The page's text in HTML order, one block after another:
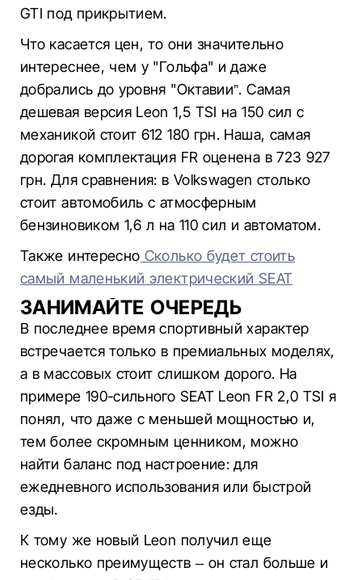
GTI под прикрытием.
Что касается цен, то они значительно
интереснее, чем у "Гольфа" и даже
добрались до уровня "Октавии”. Самая
дешевая версия Leon 1,5 TSI на 150 сил с
механикой стоит 612 180 грн. Наша, самая
дорогая комплектация FR оценена в 723 927
грн. Для сравнения: в Volkswagen столько
стоит автомобиль с атмосферным
бензиновиком 1,6 л на 110 сил и автоматом.
Также интересно Сколько будет стоить
самый маленький электрический SEAT
ЗАНИМАЙТЕ ОЧЕРЕДЬ
В последнее время спортивный характер
встречается только в премиальных моделях,
а в массовых стоит слишком дорого. На
примере 190-сильного SEAT Leon FR 2,0 TSI я
понял, что даже с меньшей мощностью и,
тем более скромным ценником, можно
найти баланс под настроение: для
ежедневного использования или быстрой
езды.
К тому же новый Leon получил еще
несколько преимуществ – он стал больше и